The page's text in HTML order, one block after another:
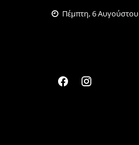
Πέμπτη, 6 Αυγούστου